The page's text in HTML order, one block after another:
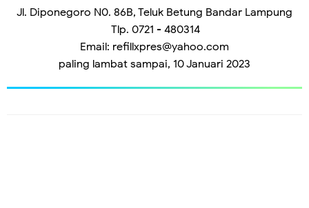
Jl. Diponegoro N0. 86B, Teluk Betung Bandar Lampung
Tlp. 0721 - 480314
Email: refillxpres@yahoo.com
paling lambat sampai, 10 Januari 2023